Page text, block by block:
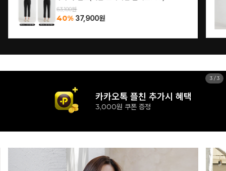
63,100원
40% 37,900원
신규 가입시 혜택
15% 즉시할인
1/3